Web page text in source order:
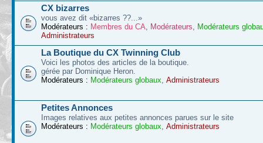
CX bizarres
vous avez dit «bizarres ??...»
Modérateurs : Membres du CA Modérateurs
Modérateurs
Administrateurs
La Boutique du CX Twinning Club
Voici les photos des articles de la boutique.
gérée par Dominique Heron.
Modérateurs : Modérateurs globaux, Administrateurs
Petites Annonces
Images relatives aux petites annonces parues sur le site
Modérateurs : Modérateurs globaux, Administrateurs